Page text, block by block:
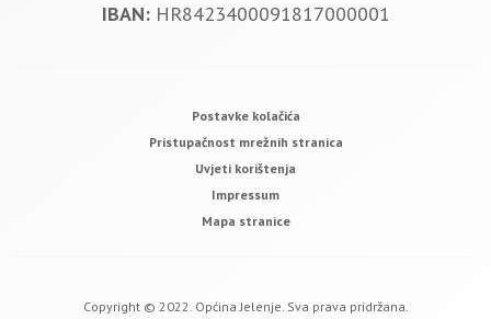
IBAN: HR8423400091817000001
Postavke kolačića
Pristupačnost mrežnih stranica
Uvjeti korištenja
Impressum
Mapa stranice
Copyright © 2022. Općina Jelenje. Sva prava pridržana.